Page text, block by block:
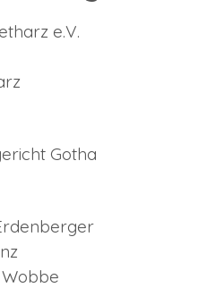
e.V.
Gotha